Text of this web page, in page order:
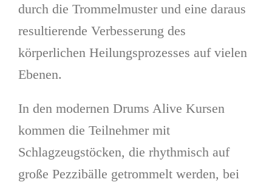
durch die Trommelmuster und eine daraus
resultierende Verbesserung des
körperlichen Heilungsprozesses auf vielen
Ebenen.
In den modernen Drums Alive Kursen
kommen die Teilnehmer mit
Schlagzeugstöcken, die rhythmisch auf
große Pezzibälle getrommelt werden, bei